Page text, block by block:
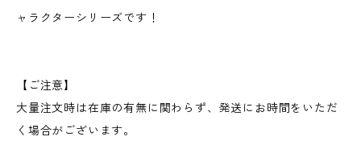
ャラクターシリーズです！
【ご注意】
大量注文時は在庫の有無に関わらず、発送にお時間をいただ
く場合がございます。